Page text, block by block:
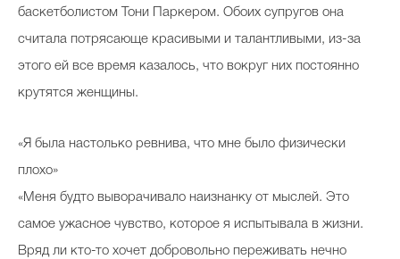
баскетболистом Тони Паркером. Обоих супругов она
считала потрясающе красивыми и талантливыми, из-за
этого ей все время казалось, что вокруг них постоянно
крутятся женщины.
«Я была настолько ревнива, что мне было физически
плохо»
«Меня будто выворачивало наизнанку от мыслей. Это
самое ужасное чувство, которое я испытывала в жизни.
Вряд ли кто-то хочет добровольно переживать нечно